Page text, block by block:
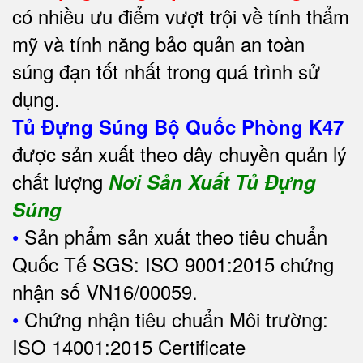
có nhiều ưu điểm vượt trội về tính thẩm
mỹ và tính năng bảo quản an toàn
súng đạn tốt nhất trong quá trình sử
dụng.
Tủ Đựng Súng Bộ Quốc Phòng K47
được sản xuất theo dây chuyền quản lý
chất lượng Nơi Sản Xuất Tủ Đựng
Súng
• Sản phẩm sản xuất theo tiêu chuẩn
Quốc Tế SGS: ISO 9001:2015 chứng
nhận số VN16/00059.
• Chứng nhận tiêu chuẩn Môi trường:
ISO 14001:2015 Certificate